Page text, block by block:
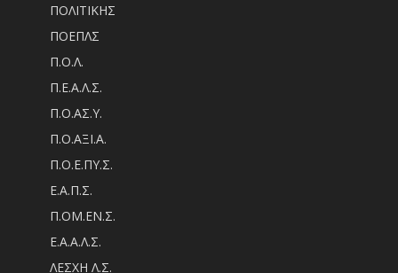
ΠΟΛΙΤΙΚΗΣ
ΠΟΕΠΛΣ
Π.Ο.Λ.
Π.Ε.Α.Λ.Σ.
Π.Ο.ΑΣ.Υ.
Π.Ο.ΑΞΙ.Α.
Π.Ο.Ε.ΠΥ.Σ.
Ε.Α.Π.Σ.
Π.ΟM.EN.Σ.
Ε.Α.Α.Λ.Σ.
ΛΕΣΧΗ Λ.Σ.